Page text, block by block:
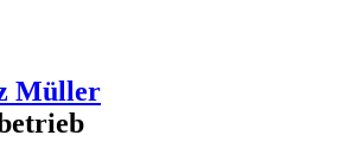
Müller